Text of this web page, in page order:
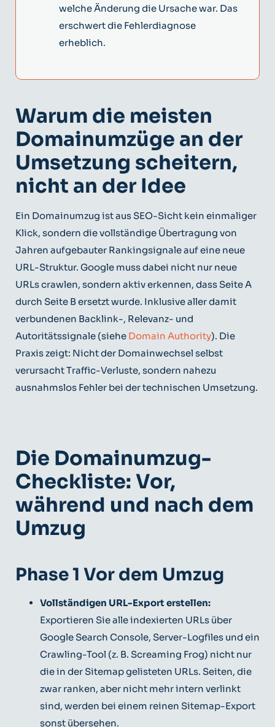
welche Änderung die Ursache war. Das
erschwert die Fehlerdiagnose
erheblich.
Warum die meisten
Domainumzüge an der
Umsetzung scheitern,
nicht an der Idee
Ein Domainumzug ist aus SEO-Sicht kein einmaliger
Klick, sondern die vollständige Übertragung von
Jahren aufgebauter Rankingsignale auf eine neue
URL-Struktur. Google muss dabei nicht nur neue
URLs crawlen, sondern aktiv erkennen, dass Seite A
durch Seite B ersetzt wurde. Inklusive aller damit
verbundenen Backlink-, Relevanz- und
Autoritätssignale (siehe Domain Authority). Die
Praxis zeigt: Nicht der Domainwechsel selbst
verursacht Traffic-Verluste, sondern nahezu
ausnahmslos Fehler bei der technischen Umsetzung.
Die Domainumzug-
Checkliste: Vor,
während und nach dem
Umzug
Phase 1 Vor dem Umzug
Vollständigen URL-Export erstellen:
Exportieren Sie alle indexierten URLs über
Google Search Console, Server-Logfiles und ein
Crawling-Tool (z. B. Screaming Frog) nicht nur
die in der Sitemap gelisteten URLs. Seiten, die
zwar ranken, aber nicht mehr intern verlinkt
sind, werden bei einem reinen Sitemap-Export
sonst übersehen.